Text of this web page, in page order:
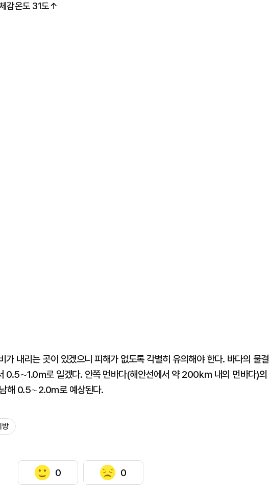
감온도 31도↑
가 내리는 곳이 있겠으니 피해가 없도록 각별히 유의해야 한다. 바다의 물결
0.5∼1.0m로 일겠다. 안쪽 먼바다(해안선에서 약 200㎞ 내의 먼바다)의
해 0.5∼2.0m로 예상된다.
방
0 0